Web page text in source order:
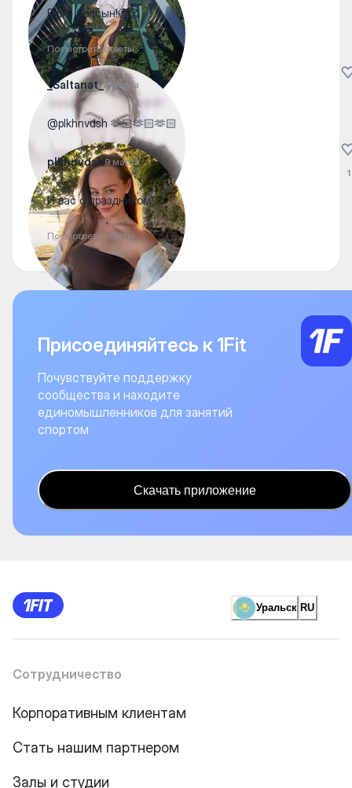
Бірге болсын!🤩🥰
Посмотреть ответы
_Saltanat_9 марта
@plkhnvdsh 🫶🏻🫶🏻🫶🏻
plkhnvdsh9 марта
И вас с праздником! 🌷
Посмотреть ответы
1
Присоединяйтесь к 1Fit
Почувствуйте поддержку
сообщества и находите
единомышленников для занятий
спортом
Скачать приложение
Уральск RU
Сотрудничество
Корпоративным клиентам
Стать нашим партнером
Залы и студии